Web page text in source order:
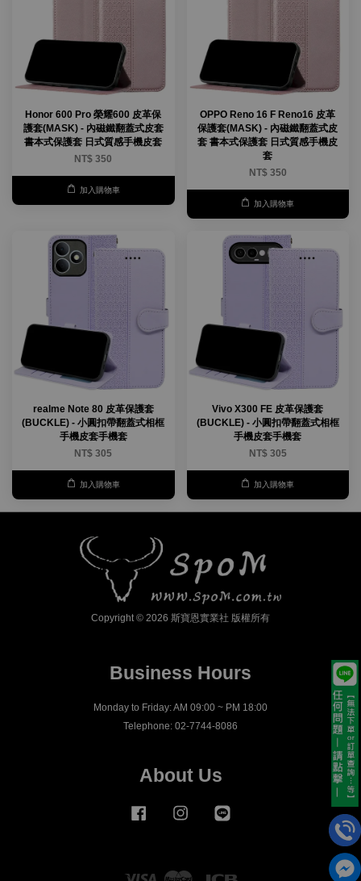
Honor 600 Pro 榮耀600 皮革保
護套(MASK) - 內磁鐵翻蓋式皮套
書本式保護套 日式質感手機皮套
NT$ 350
加入購物車
OPPO Reno 16 F Reno16 皮革
保護套(MASK) - 內磁鐵翻蓋式皮
套 書本式保護套 日式質感手機皮
套
NT$ 350
加入購物車
realme Note 80 皮革保護套
(BUCKLE) - 小圓扣帶翻蓋式相框
手機皮套手機套
NT$ 305
加入購物車
Vivo X300 FE 皮革保護套
(BUCKLE) - 小圓扣帶翻蓋式相框
手機皮套手機套
NT$ 305
加入購物車
Copyright © 2026 斯寶恩實業社 版權所有
Business Hours
Monday to Friday: AM 09:00 ~ PM 18:00
Telephone: 02-7744-8086
About Us
Facebook Instagram
Visa Master